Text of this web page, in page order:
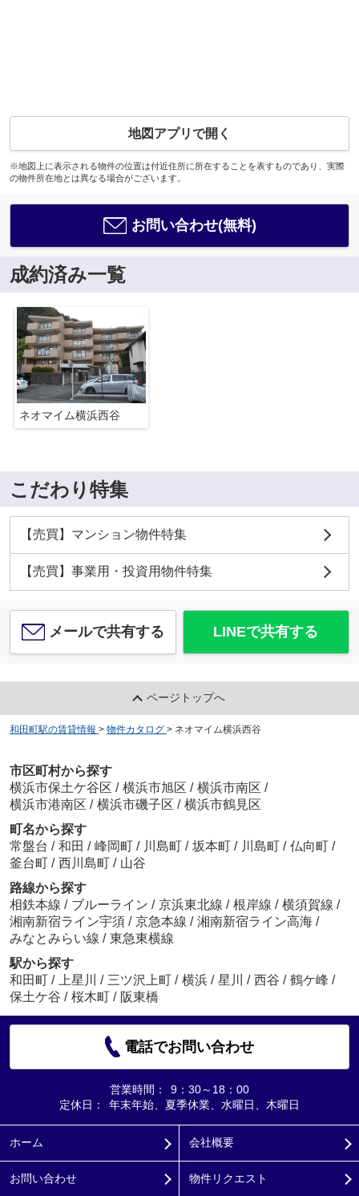
地図アプリで開く
※地図上に表示される物件の位置は付近住所に所在することを表すものであり、実際
の物件所在地とは異なる場合がございます。
お問い合わせ(無料)
成約済み一覧
ネオマイム横浜西谷
こだわり特集
【売買】マンション物件特集
【売買】事業用・投資用物件特集
メールで共有する LINEで共有する
ページトップへ
和田町駅の賃貸情報 > 物件カタログ > ネオマイム横浜西谷
市区町村から探す
横浜市保土ケ谷区 / 横浜市旭区 / 横浜市南区 /
横浜市港南区 / 横浜市磯子区 / 横浜市鶴見区
町名から探す
常盤台 / 和田 / 峰岡町 / 川島町 / 坂本町 / 川島町 / 仏向町 /
釜台町 / 西川島町 / 山谷
路線から探す
相鉄本線 / ブルーライン / 京浜東北線 / 根岸線 / 横須賀線 /
湘南新宿ライン宇須 / 京急本線 / 湘南新宿ライン高海 /
みなとみらい線 / 東急東横線
駅から探す
和田町 / 上星川 / 三ツ沢上町 / 横浜 / 星川 / 西谷 / 鶴ケ峰 /
保土ケ谷 / 桜木町 / 阪東橋
電話でお問い合わせ
営業時間：
9：30～18：00
定休日：
年末年始、夏季休業、水曜日、木曜日
ホーム 会社概要
お問い合わせ 物件リクエスト